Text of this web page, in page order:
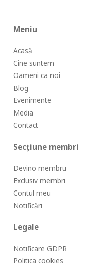
Meniu
Acasă
Cine suntem
Oameni ca noi
Blog
Evenimente
Media
Contact
Secțiune membri
Devino membru
Exclusiv membri
Contul meu
Notificări
Legale
Notificare GDPR
Politica cookies